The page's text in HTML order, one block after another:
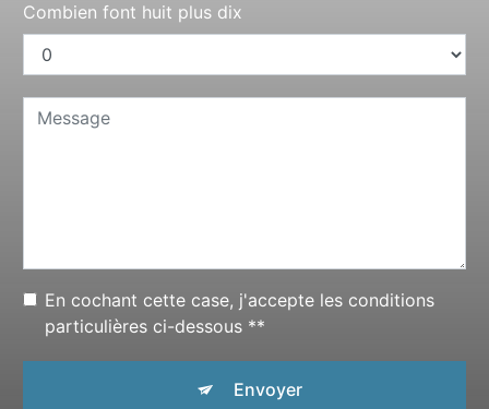
Combien font huit plus dix
En cochant cette case, j'accepte les conditions
particulières ci-dessous **
Envoyer